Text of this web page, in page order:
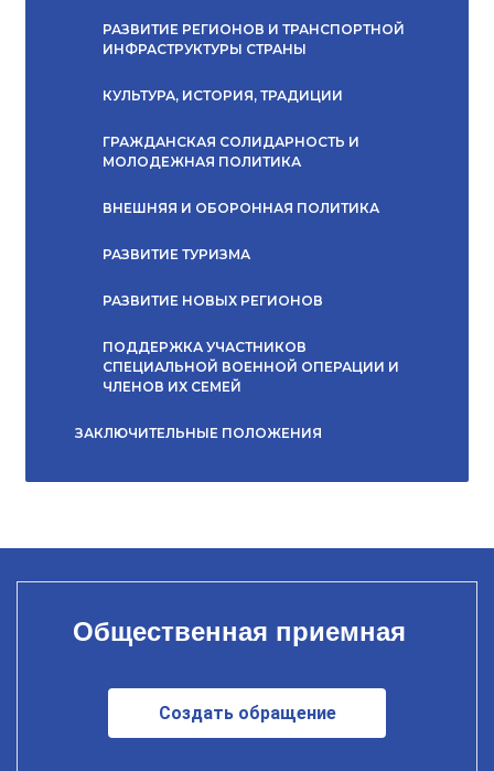
РАЗВИТИЕ РЕГИОНОВ И ТРАНСПОРТНОЙ
ИНФРАСТРУКТУРЫ СТРАНЫ
КУЛЬТУРА, ИСТОРИЯ, ТРАДИЦИИ
ГРАЖДАНСКАЯ СОЛИДАРНОСТЬ И
МОЛОДЕЖНАЯ ПОЛИТИКА
ВНЕШНЯЯ И ОБОРОННАЯ ПОЛИТИКА
РАЗВИТИЕ ТУРИЗМА
РАЗВИТИЕ НОВЫХ РЕГИОНОВ
ПОДДЕРЖКА УЧАСТНИКОВ
СПЕЦИАЛЬНОЙ ВОЕННОЙ ОПЕРАЦИИ И
ЧЛЕНОВ ИХ СЕМЕЙ
ЗАКЛЮЧИТЕЛЬНЫЕ ПОЛОЖЕНИЯ
Общественная приемная
Создать обращение